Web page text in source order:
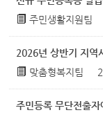
주민생활지원팀
2026년 상반기 지역
맞춤형복지팀
주민등록 무단전출